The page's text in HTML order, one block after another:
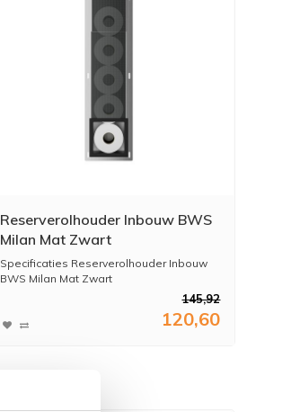
Reserverolhouder Inbouw BWS
Milan Mat Zwart
Specificaties Reserverolhouder Inbouw
BWS Milan Mat Zwart
145,92
120,60